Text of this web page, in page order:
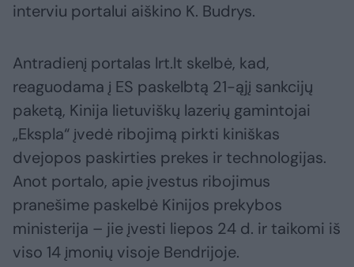
interviu portalui aiškino K. Budrys.
Antradienį portalas lrt.lt skelbė, kad,
reaguodama į ES paskelbtą 21-ąjį sankcijų
paketą, Kinija lietuviškų lazerių gamintojai
„Ekspla“ įvedė ribojimą pirkti kiniškas
dvejopos paskirties prekes ir technologijas.
Anot portalo, apie įvestus ribojimus
pranešime paskelbė Kinijos prekybos
ministerija – jie įvesti liepos 24 d. ir taikomi iš
viso 14 įmonių visoje Bendrijoje.